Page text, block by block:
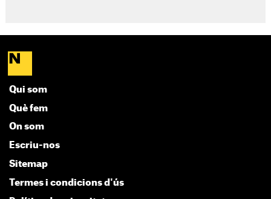
Qui som
Què fem
On som
Escriu-nos
Sitemap
Termes i condicions d'ús